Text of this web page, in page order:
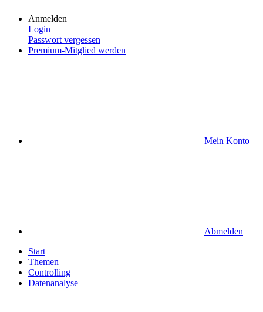
Anmelden
Login
Passwort vergessen
Premium-Mitglied werden
Mein Konto
Abmelden
Start
Themen
Controlling
Datenanalyse